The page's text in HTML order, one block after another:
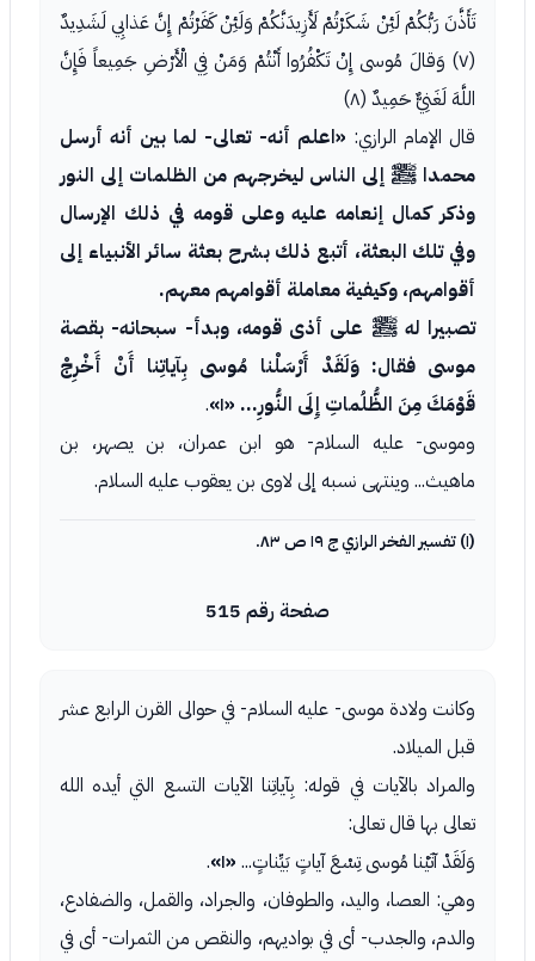
تَأَذَّنَ رَبُّكُمْ لَئِنْ شَكَرْتُمْ لَأَزِيدَنَّكُمْ وَلَئِنْ كَفَرْتُمْ إِنَّ عَذابِي لَشَدِيدٌ
(٧) وَقالَ مُوسى إِنْ تَكْفُرُوا أَنْتُمْ وَمَنْ فِي الْأَرْضِ جَمِيعاً فَإِنَّ
اللَّهَ لَغَنِيٌّ حَمِيدٌ (٨)
قال الإمام الرازي: «اعلم أنه- تعالى- لما بين أنه أرسل
محمدا ﷺ إلى الناس ليخرجهم من الظلمات إلى النور
وذكر كمال إنعامه عليه وعلى قومه في ذلك الإرسال
وفي تلك البعثة، أتبع ذلك بشرح بعثة سائر الأنبياء إلى
أقوامهم، وكيفية معاملة أقوامهم معهم.
تصبيرا له ﷺ على أذى قومه، وبدأ- سبحانه- بقصة
موسى فقال: وَلَقَدْ أَرْسَلْنا مُوسى بِآياتِنا أَنْ أَخْرِجْ
قَوْمَكَ مِنَ الظُّلُماتِ إِلَى النُّورِ... «١» .
وموسى- عليه السلام- هو ابن عمران، بن يصهر، بن
ماهيث... وينتهى نسبه إلى لاوى بن يعقوب عليه السلام.
(١) تفسير الفخر الرازي ج ١٩ ص ٨٣.
صفحة رقم 515
وكانت ولادة موسى- عليه السلام- في حوالى القرن الرابع عشر
قبل الميلاد.
والمراد بالآيات في قوله: بِآياتِنا الآيات التسع التي أيده الله
تعالى بها قال تعالى:
وَلَقَدْ آتَيْنا مُوسى تِسْعَ آياتٍ بَيِّناتٍ... «١» .
وهي: العصا، واليد، والطوفان، والجراد، والقمل، والضفادع،
والدم، والجدب- أى في بواديهم، والنقص من الثمرات- أى في